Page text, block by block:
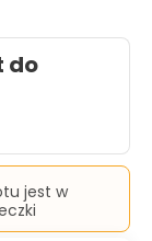
do
jest w